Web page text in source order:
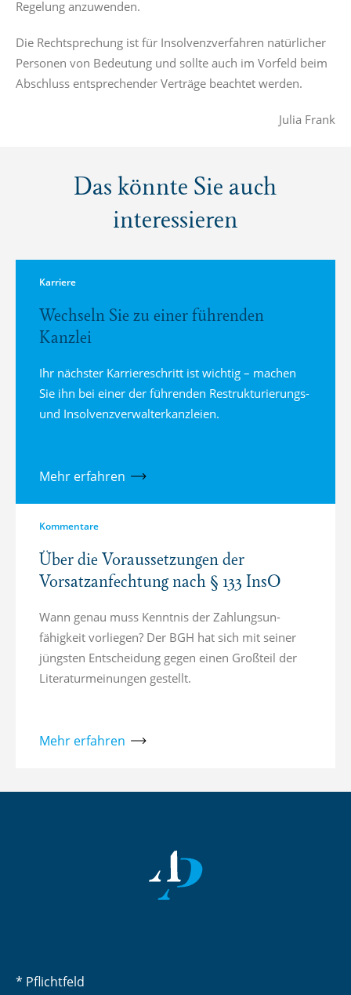
Regelung anzuwenden.
Die Rechtsprechung ist für Insolvenzverfahren natürlicher
Personen von Bedeutung und sollte auch im Vorfeld beim
Abschluss entsprechender Verträge beachtet werden.
Julia Frank
Das könnte Sie auch
interessieren
Karriere
Wechseln Sie zu einer führenden
Kanzlei
Ihr nächster Karriereschritt ist wichtig – machen
Sie ihn bei einer der führenden Restrukturierungs-
und Insolvenzverwalterkanzleien.
Mehr erfahren
Kommentare
Über die Voraussetzungen der
Vorsatzanfechtung nach § 133 InsO
Wann genau muss Kenntnis der Zahlung­s­un­
fähigkeit vorliegen? Der BGH hat sich mit seiner
jüngsten Entscheidung gegen einen Großteil der
Literaturmeinungen gestellt.
Mehr erfahren
* Pflichtfeld